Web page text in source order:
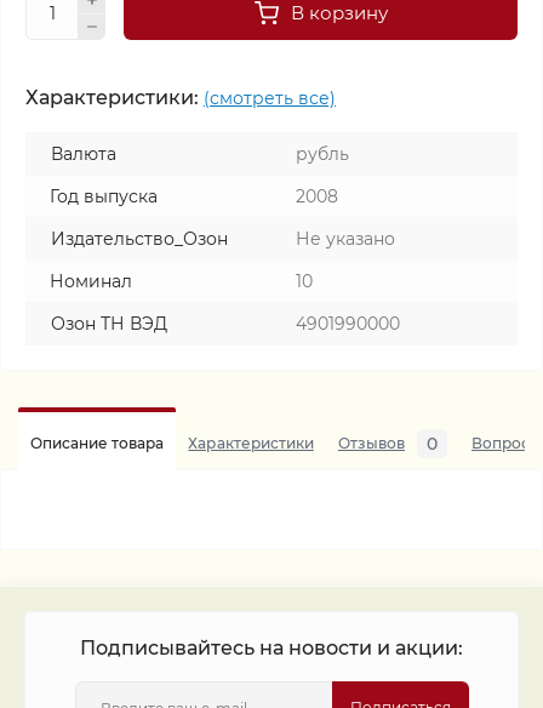
В корзину
Характеристики: (смотреть все)
Валюта
рубль
Год выпуска
2008
Издательство_Озон
Не указано
Номинал
10
Озон ТН ВЭД
4901990000
Описание товара Характеристики Отзывов 0 Вопросы
Подписывайтесь на новости и акции: